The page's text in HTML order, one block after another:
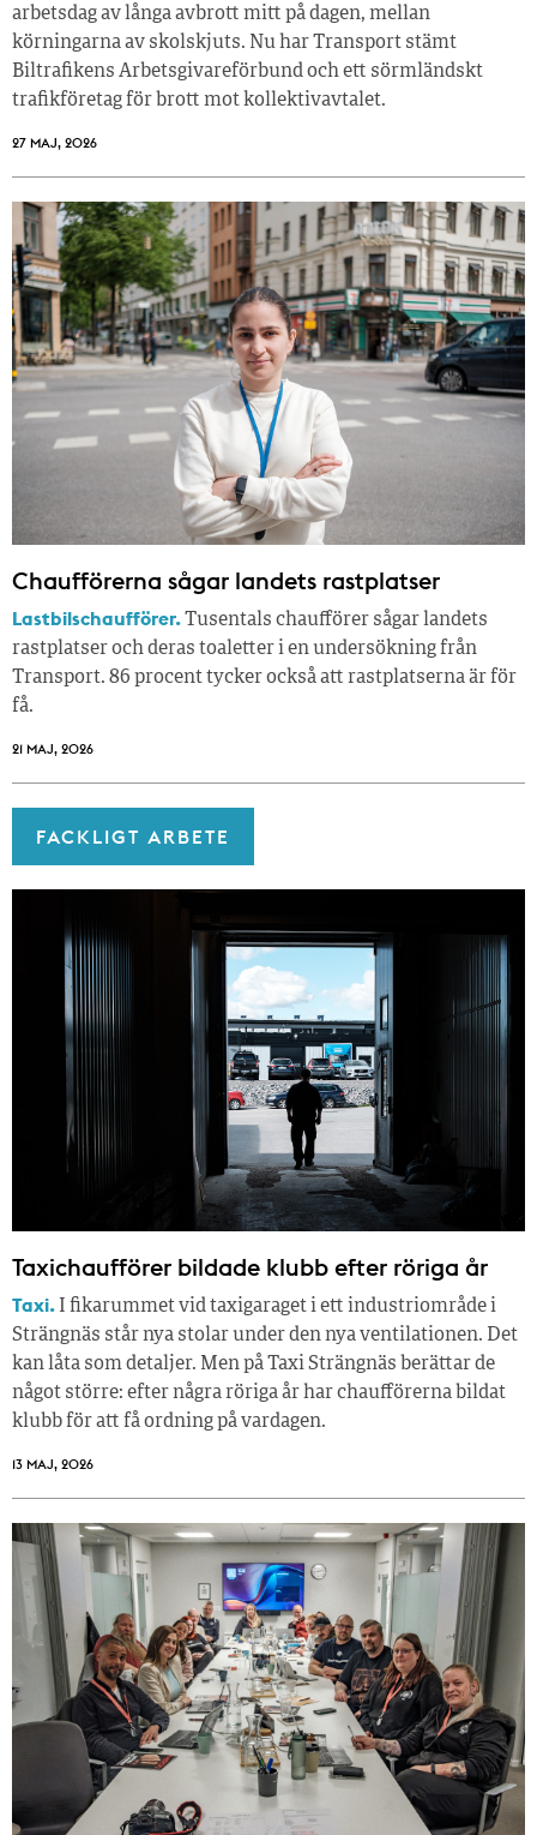
arbetsdag av långa avbrott mitt på dagen, mellan
körningarna av skolskjuts. Nu har Transport stämt
Biltrafikens Arbetsgivareförbund och ett sörmländskt
trafikföretag för brott mot kollektivavtalet.
27 MAJ, 2026
Chaufförerna sågar landets rastplatser
Lastbilschaufförer.Tusentals chaufförer sågar landets
rastplatser och deras toaletter i en undersökning från
Transport. 86 procent tycker också att rastplatserna är för
få.
21 MAJ, 2026
FACKLIGT ARBETE
Taxichaufförer bildade klubb efter röriga år
Taxi. I fikarummet vid taxigaraget i ett industriområde i
Strängnäs står nya stolar under den nya ventilationen. Det
kan låta som detaljer. Men på Taxi Strängnäs berättar de
något större: efter några röriga år har chaufförerna bildat
klubb för att få ordning på vardagen.
13 MAJ, 2026